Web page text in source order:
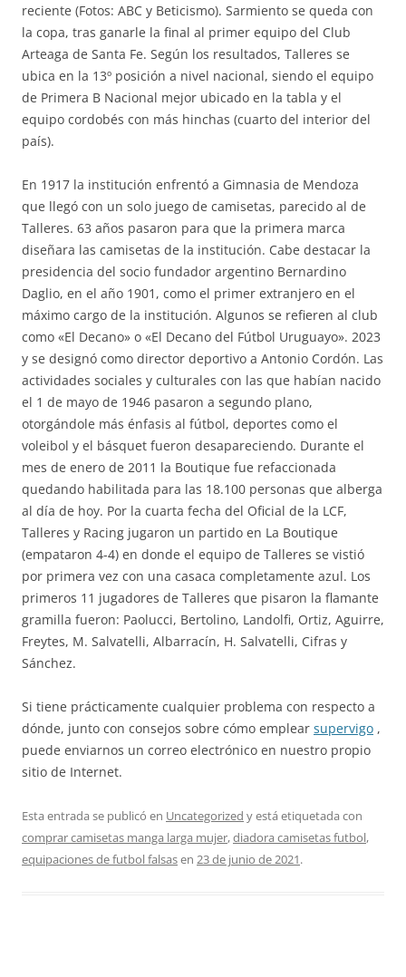
reciente (Fotos: ABC y Beticismo). Sarmiento se queda con
la copa, tras ganarle la final al primer equipo del Club
Arteaga de Santa Fe. Según los resultados, Talleres se
ubica en la 13º posición a nivel nacional, siendo el equipo
de Primera B Nacional mejor ubicado en la tabla y el
equipo cordobés con más hinchas (cuarto del interior del
país).
En 1917 la institución enfrentó a Gimnasia de Mendoza
que llegó con un solo juego de camisetas, parecido al de
Talleres. 63 años pasaron para que la primera marca
diseñara las camisetas de la institución. Cabe destacar la
presidencia del socio fundador argentino Bernardino
Daglio, en el año 1901, como el primer extranjero en el
máximo cargo de la institución. Algunos se refieren al club
como «El Decano» o «El Decano del Fútbol Uruguayo». 2023
y se designó como director deportivo a Antonio Cordón. Las
actividades sociales y culturales con las que habían nacido
el 1 de mayo de 1946 pasaron a segundo plano,
otorgándole más énfasis al fútbol, deportes como el
voleibol y el básquet fueron desapareciendo. Durante el
mes de enero de 2011 la Boutique fue refaccionada
quedando habilitada para las 18.100 personas que alberga
al día de hoy. Por la cuarta fecha del Oficial de la LCF,
Talleres y Racing jugaron un partido en La Boutique
(empataron 4-4) en donde el equipo de Talleres se vistió
por primera vez con una casaca completamente azul. Los
primeros 11 jugadores de Talleres que pisaron la flamante
gramilla fueron: Paolucci, Bertolino, Landolfi, Ortiz, Aguirre,
Freytes, M. Salvatelli, Albarracín, H. Salvatelli, Cifras y
Sánchez.
Si tiene prácticamente cualquier problema con respecto a
dónde, junto con consejos sobre cómo emplear supervigo ,
puede enviarnos un correo electrónico en nuestro propio
sitio de Internet.
Esta entrada se publicó en Uncategorized y está etiquetada con
comprar camisetas manga larga mujer,diadora camisetas futbol,
equipaciones de futbol falsasen 23 de junio de 2021.